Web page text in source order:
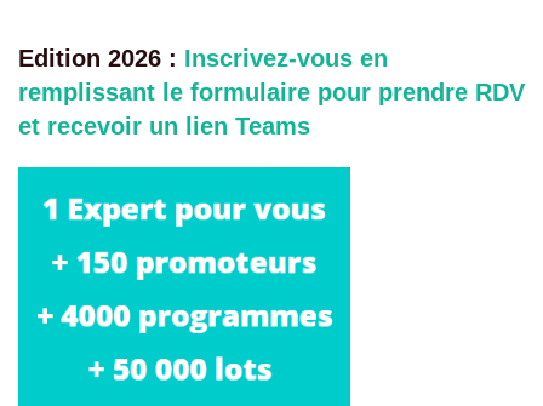
Edition 2026 : Inscrivez-vous en
remplissant le formulaire pour prendre RDV
et recevoir un lien Teams